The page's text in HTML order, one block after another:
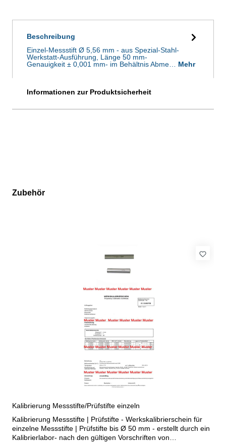
Beschreibung
Einzel-Messstift Ø 5,56 mm - aus Spezial-Stahl-
Werkstatt-Ausführung, Länge 50 mm-
Genauigkeit ± 0,001 mm- im Behältnis Abme… Mehr
Informationen zur Produktsicherheit
Produktgalerie überspringen
Zubehör
Kalibrierung Messstifte/Prüfstifte einzeln
Kalibrierung Messstifte | Prüfstifte - Werkskalibrierschein für
einzelne Messstifte | Prüfstifte bis Ø 50 mm - erstellt durch ein
Kalibrierlabor- nach den gültigen Vorschriften von